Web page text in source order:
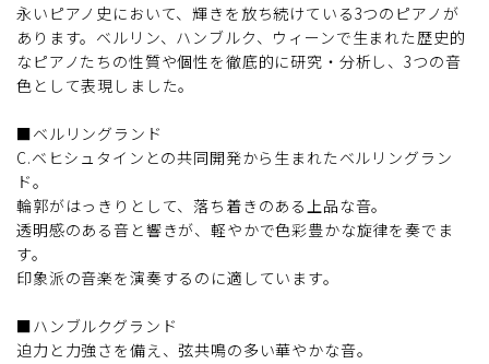
永いピアノ史において、輝きを放ち続けている3つのピアノが
あります。ベルリン、ハンブルク、ウィーンで生まれた歴史的
なピアノたちの性質や個性を徹底的に研究・分析し、3つの音
色として表現しました。
■ベルリングランド
C.ベヒシュタインとの共同開発から生まれたベルリングラン
ド。
輪郭がはっきりとして、落ち着きのある上品な音。
透明感のある音と響きが、軽やかで色彩豊かな旋律を奏でま
す。
印象派の音楽を演奏するのに適しています。
■ハンブルクグランド
迫力と力強さを備え、弦共鳴の多い華やかな音。